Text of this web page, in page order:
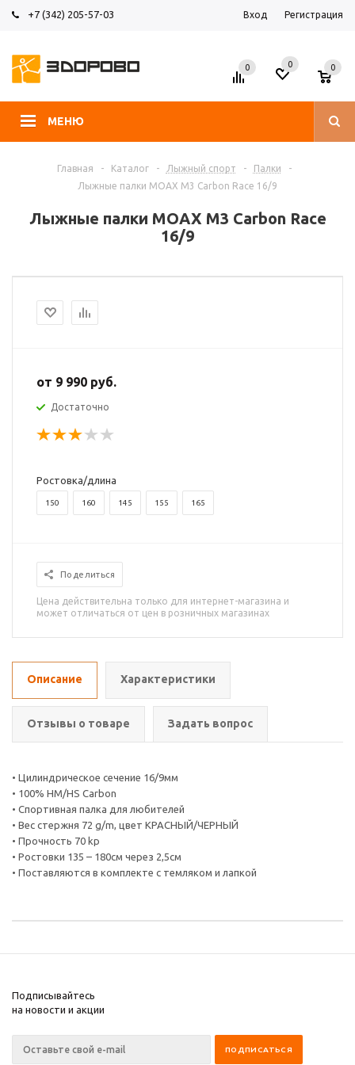
+7 (342) 205-57-03 Вход Регистрация
МЕНЮ
0 0 0
Главная - Каталог - Лыжный спорт - Палки
-
Лыжные палки MOAX M3 Carbon Race 16/9
Лыжные палки MOAX M3 Carbon Race
16/9
от 9 990 руб.
Достаточно
Ростовка/длина
150 160 145 155 165
Поделиться
Цена действительна только для интернет-магазина и
может отличаться от цен в розничных магазинах
Описание Характеристики
Отзывы о товаре Задать вопрос
• Цилиндрическое сечение 16/9мм
• 100% HM/HS Carbon
• Спортивная палка для любителей
• Вес стержня 72 g/m, цвет КРАСНЫЙ/ЧЕРНЫЙ
• Прочность 70 kp
• Ростовки 135 – 180см через 2,5см
• Поставляются в комплекте с темляком и лапкой
Подписывайтесь
на новости и акции